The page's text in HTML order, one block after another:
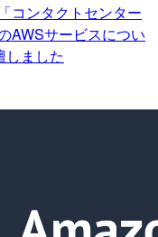
コンタクトセンター
AWSサービスについ
しました